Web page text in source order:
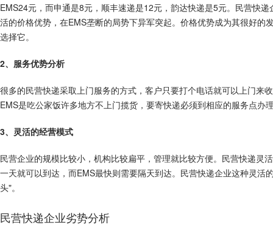
EMS24元，而申通是8元，顺丰速递是12元，韵达快递是5元。民营快
活的价格优势，在EMS垄断的局势下异军突起。价格优势成为其很好
选择它。
2、服务优势分析
很多的民营快递采取上门服务的方式，客户只要打个电话就可以上门来
EMS是吃公家饭许多地方不上门揽货，要寄快递必须到相应的服务点办
3、灵活的经营模式
民营企业的规模比较小，机构比较扁平，管理就比较方便。民营快递灵
一天就可以到达，而EMS最快则需要隔天到达。民营快递企业这种灵
头"。
民营快递企业劣势分析